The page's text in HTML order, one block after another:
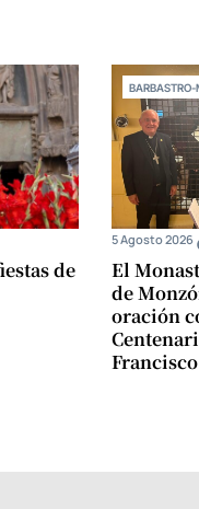
de
BARBASTRO-
El
de
oración
5 Agosto 2026